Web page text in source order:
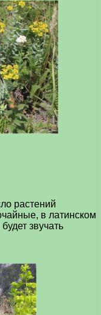
растений
в латинском
звучать